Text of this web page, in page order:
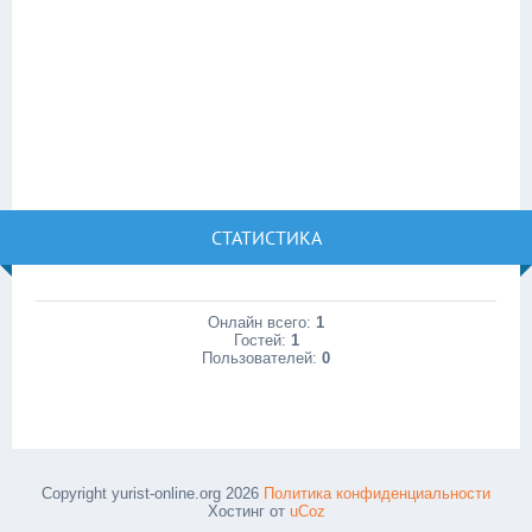
СТАТИСТИКА
Онлайн всего: 1
Гостей: 1
Пользователей: 0
Copyright yurist-online.org 2026 Политика конфиденциальности
Хостинг от uCoz